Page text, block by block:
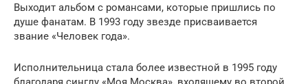
Выходит альбом с романсами, которые пришлись по
душе фанатам. В 1993 году звезде присваивается
звание «Человек года».
Исполнительница стала более известной в 1995 году